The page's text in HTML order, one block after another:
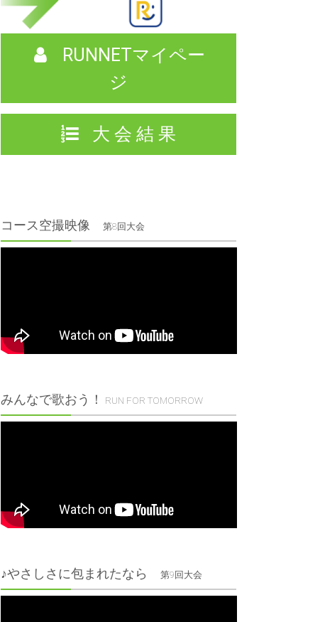
RUNNETマイペー
ジ
大 会 結 果
コース空撮映像 第8回大会
みんなで歌おう！ RUN FOR TOMORROW
♪やさしさに包まれたなら 第9回大会